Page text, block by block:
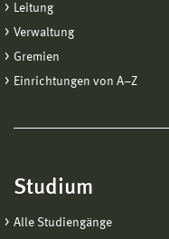
Leitung
Verwaltung
Gremien
Einrichtungen von A−Z
Studium
Alle Studiengänge